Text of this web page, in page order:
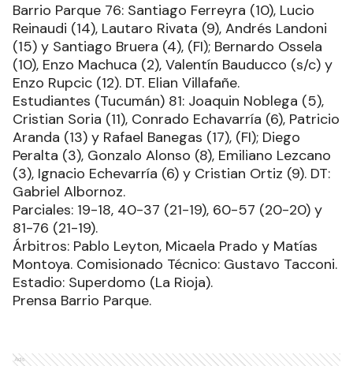
Barrio Parque 76: Santiago Ferreyra (10), Lucio
Reinaudi (14), Lautaro Rivata (9), Andrés Landoni
(15) y Santiago Bruera (4), (FI); Bernardo Ossela
(10), Enzo Machuca (2), Valentín Bauducco (s/c) y
Enzo Rupcic (12). DT. Elian Villafañe.
Estudiantes (Tucumán) 81: Joaquin Noblega (5),
Cristian Soria (11), Conrado Echavarría (6), Patricio
Aranda (13) y Rafael Banegas (17), (FI); Diego
Peralta (3), Gonzalo Alonso (8), Emiliano Lezcano
(3), Ignacio Echevarría (6) y Cristian Ortiz (9). DT:
Gabriel Albornoz.
Parciales: 19-18, 40-37 (21-19), 60-57 (20-20) y
81-76 (21-19).
Árbitros: Pablo Leyton, Micaela Prado y Matías
Montoya. Comisionado Técnico: Gustavo Tacconi.
Estadio: Superdomo (La Rioja).
Prensa Barrio Parque.
Ads